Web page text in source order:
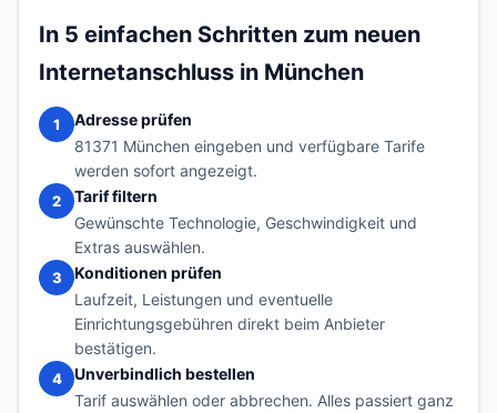
In 5 einfachen Schritten zum neuen
Internetanschluss in München
1
Adresse prüfen
81371 München eingeben und verfügbare Tarife
werden sofort angezeigt.
2
Tarif filtern
Gewünschte Technologie, Geschwindigkeit und
Extras auswählen.
3
Konditionen prüfen
Laufzeit, Leistungen und eventuelle
Einrichtungsgebühren direkt beim Anbieter
bestätigen.
4
Unverbindlich bestellen
Tarif auswählen oder abbrechen. Alles passiert ganz